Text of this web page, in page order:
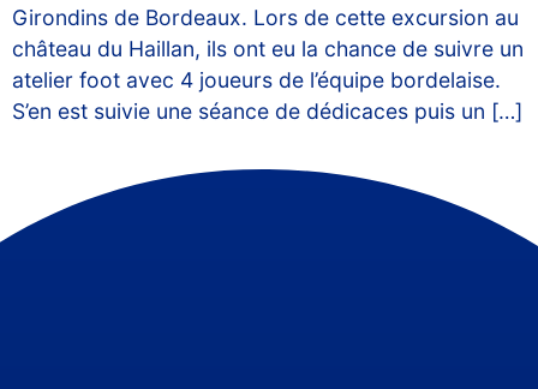
Girondins de Bordeaux. Lors de cette excursion au
château du Haillan, ils ont eu la chance de suivre un
atelier foot avec 4 joueurs de l’équipe bordelaise.
S’en est suivie une séance de dédicaces puis un […]